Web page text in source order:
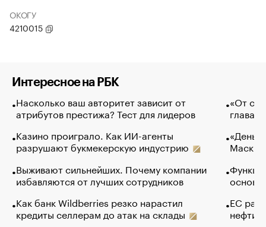
ОКОГУ
4210015
Интересное на РБК
Насколько ваш авторитет зависит от
атрибутов престижа? Тест для лидеров
Казино проиграло. Как ИИ-агенты
разрушают букмекерскую индустрию
Выживают сильнейших. Почему компании
избавляются от лучших сотрудников
Как банк Wildberries резко нарастил
кредиты селлерам до атак на склады
«От
глава
Маск в
основ
ЕС
нефти